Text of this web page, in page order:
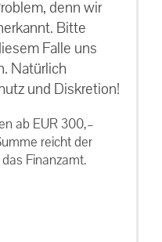
denn wir
Bitte
Falle uns
Natürlich
und Diskretion!
ab EUR 300,–
reicht der
Finanzamt.